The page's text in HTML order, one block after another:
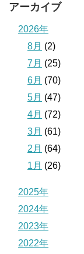
アーカイブ
2026年
8月 (2)
7月 (25)
6月 (70)
5月 (47)
4月 (72)
3月 (61)
2月 (64)
1月 (26)
2025年
2024年
2023年
2022年